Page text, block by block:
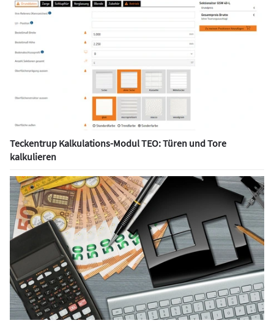
Teckentrup Kalkulations-Modul TEO: Türen und Tore
kalkulieren